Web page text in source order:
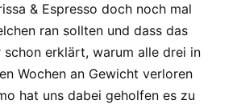
& Espresso doch noch mal
ran sollten und dass das
erklärt, warum alle drei in
Wochen an Gewicht verloren
hat uns dabei geholfen es zu